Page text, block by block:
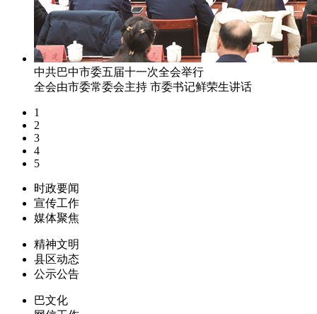
中共巴中市委五届十一次全会举行
全会由市委常委会主持 市委书记鲜荣生讲话
1
2
3
4
5
时政要闻
宣传工作
媒体聚焦
精神文明
县区动态
公示公告
巴文化